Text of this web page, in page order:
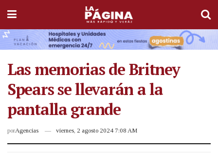
Las memorias de Britney
Spears se llevarán a la
pantalla grande
porAgencias viernes, 2 agosto 2024 7:08 AM